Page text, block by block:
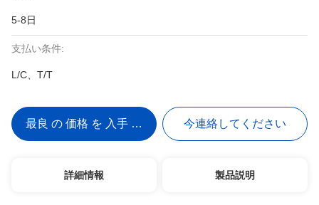
5-8日
支払い条件:
L/C、T/T
最良 の 価格 を 入手 する 今連絡してください
詳細情報 製品説明